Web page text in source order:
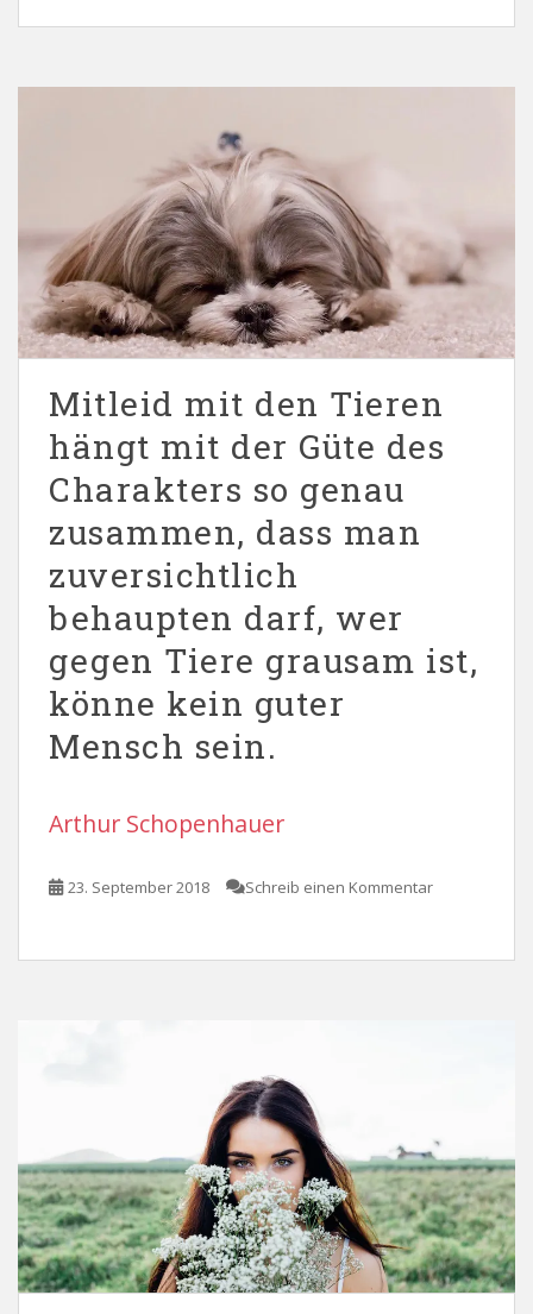
Mitleid mit den Tieren
hängt mit der Güte des
Charakters so genau
zusammen, dass man
zuversichtlich
behaupten darf, wer
gegen Tiere grausam ist,
könne kein guter
Mensch sein.
Arthur Schopenhauer
23. September 2018 Schreib einen Kommentar